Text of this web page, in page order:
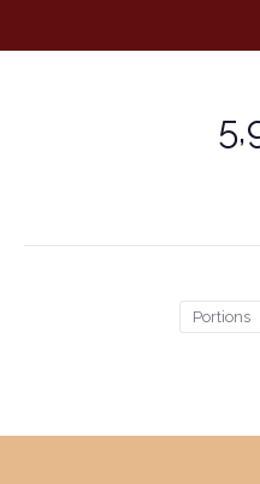
Portions